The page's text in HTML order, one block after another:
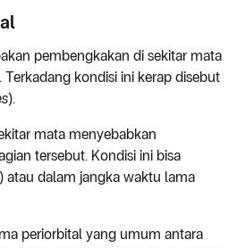
pembengkakan di sekitar mata
kondisi ini kerap disebut
).
mata menyebabkan
tersebut. Kondisi ini bisa
atau dalam jangka waktu lama
periorbital yang umum antara